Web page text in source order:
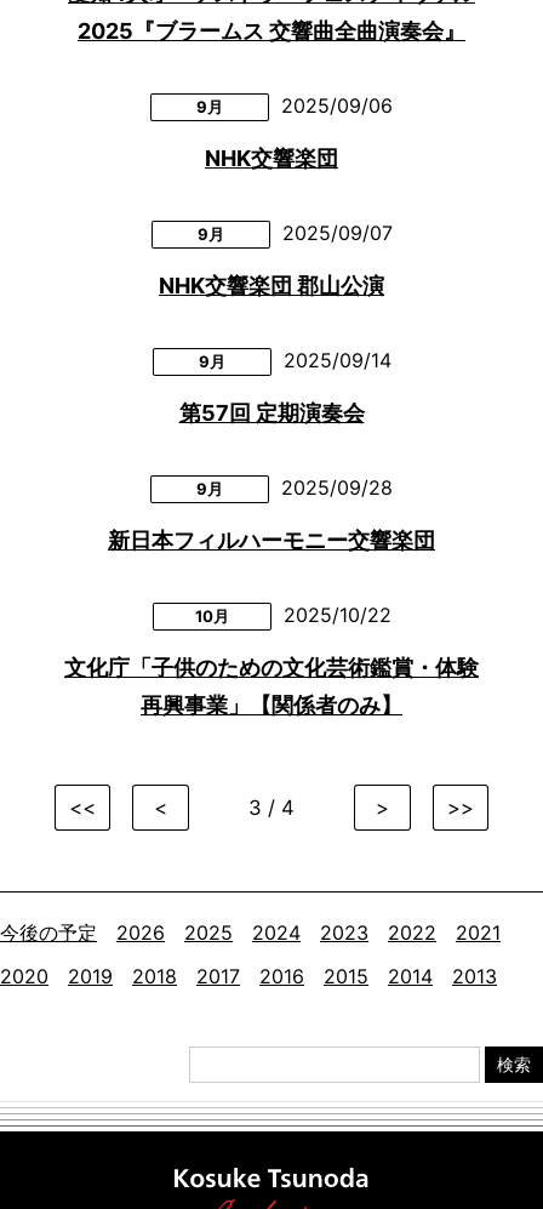
2025『ブラームス 交響曲全曲演奏会』
9月 2025/09/06
NHK交響楽団
9月 2025/09/07
NHK交響楽団 郡山公演
9月 2025/09/14
第57回 定期演奏会
9月 2025/09/28
新日本フィルハーモニー交響楽団
10月 2025/10/22
文化庁「子供のための文化芸術鑑賞・体験
再興事業」【関係者のみ】
<< < 3 / 4 > >>
今後の予定 2026 2025 2024 2023 2022
2021
2020
2019 2018 2017 2016 2015 2014 2013
検索